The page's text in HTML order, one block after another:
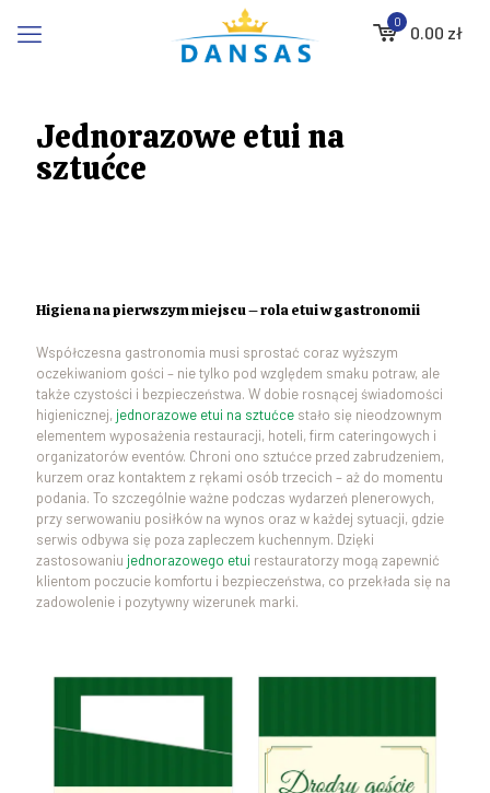
0
0.00 zł
Jednorazowe etui na
sztućce
Higiena na pierwszym miejscu – rola etui w gastronomii
Współczesna gastronomia musi sprostać coraz wyższym
oczekiwaniom gości – nie tylko pod względem smaku potraw, ale
także czystości i bezpieczeństwa. W dobie rosnącej świadomości
higienicznej, jednorazowe etui na sztućce stało się nieodzownym
elementem wyposażenia restauracji, hoteli, firm cateringowych i
organizatorów eventów. Chroni ono sztućce przed zabrudzeniem,
kurzem oraz kontaktem z rękami osób trzecich – aż do momentu
podania. To szczególnie ważne podczas wydarzeń plenerowych,
przy serwowaniu posiłków na wynos oraz w każdej sytuacji, gdzie
serwis odbywa się poza zapleczem kuchennym. Dzięki
zastosowaniu jednorazowego etui restauratorzy mogą zapewnić
klientom poczucie komfortu i bezpieczeństwa, co przekłada się na
zadowolenie i pozytywny wizerunek marki.